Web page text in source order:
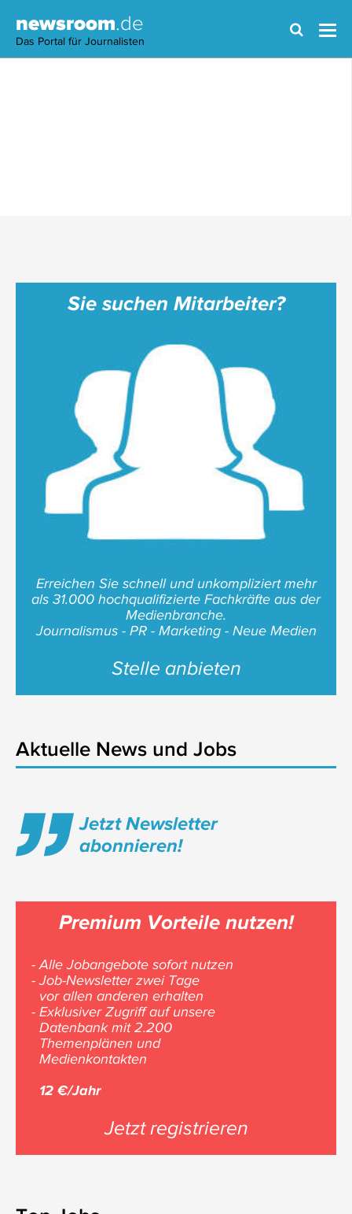
newsroom.de
Das Portal für Journalisten
Sie suchen Mitarbeiter?
Erreichen Sie schnell und unkompliziert mehr
als 31.000 hochqualifizierte Fachkräfte aus der
Medienbranche.
Journalismus - PR - Marketing - Neue Medien
Stelle anbieten
Aktuelle News und Jobs
Jetzt Newsletter
abonnieren!
Premium Vorteile nutzen!
- Alle Jobangebote sofort nutzen
- Job-Newsletter zwei Tage
vor allen anderen erhalten
- Exklusiver Zugriff auf unsere
Datenbank mit 2.200
Themenplänen und
Medienkontakten
12 €/Jahr
Jetzt registrieren